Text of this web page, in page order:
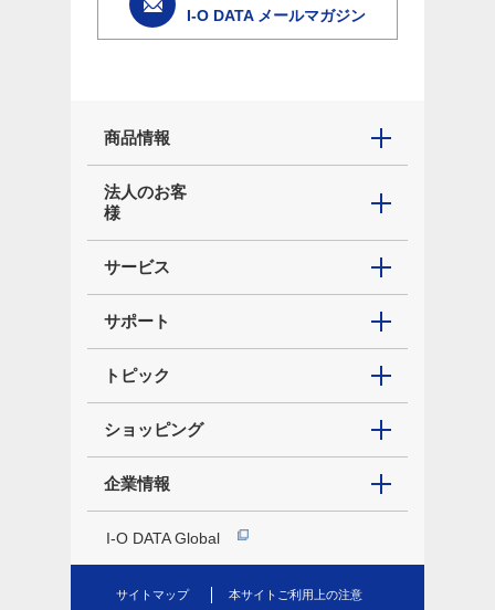
I-O DATA メールマガジン
商品情報
法人のお客
様
サービス
サポート
トピック
ショッピング
企業情報
I-O DATA Global
サイトマップ 本サイトご利用上の注意